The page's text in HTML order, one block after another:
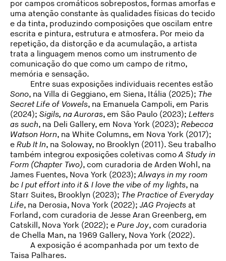
por campos cromáticos sobrepostos, formas amorfas e
uma atenção constante às qualidades físicas do tecido
e da tinta, produzindo composições que oscilam entre
escrita e pintura, estrutura e atmosfera. Por meio da
repetição, da distorção e da acumulação, a artista
trata a linguagem menos como um instrumento de
comunicação do que como um campo de ritmo,
memória e sensação.
Entre suas exposições individuais recentes estão
Sono, na Villa di Geggiano, em Siena, Itália (2025); The
Secret Life of Vowels, na Emanuela Campoli, em Paris
(2024); Sigils, na Auroras, em São Paulo (2023); Letters
as such, na Deli Gallery, em Nova York (2023); Rebecca
Watson Horn, na White Columns, em Nova York (2017);
e Rub It In, na Soloway, no Brooklyn (2011). Seu trabalho
também integrou exposições coletivas comoA Study in
Form (Chapter Two), com curadoria de Arden Wohl, na
James Fuentes, Nova York (2023); Always in my room
bc I put effort into it & I love the vibe of my lights, na
Starr Suites, Brooklyn (2023); The Practice of Everyday
Life, na Derosia, Nova York (2022); JAG Projects at
Forland, com curadoria de Jesse Aran Greenberg, em
Catskill, Nova York (2022); e Pure Joy, com curadoria
de Chella Man, na 1969 Gallery, Nova York (2022).
A exposição é acompanhada por um texto de
Taisa Palhares.